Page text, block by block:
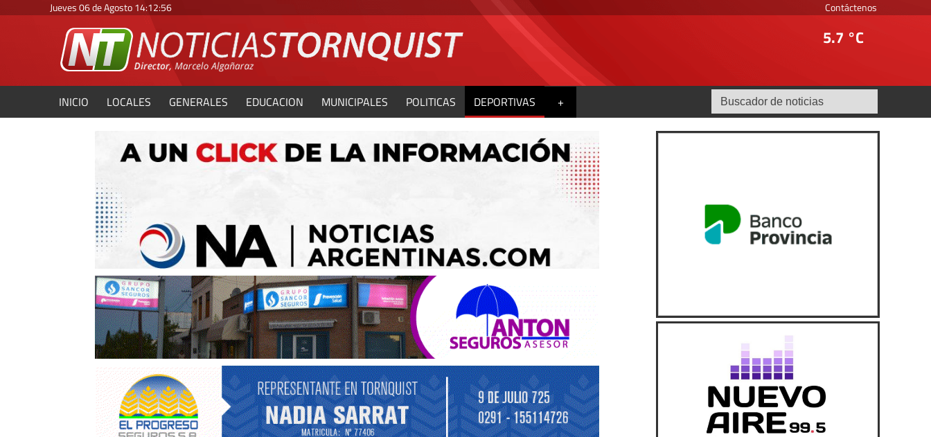
Jueves 06 de Agosto14:12:58 Contáctenos
5.7 °C
INICIO LOCALES GENERALES EDUCACION MUNICIPALES POLITICAS DEPORTIVAS +